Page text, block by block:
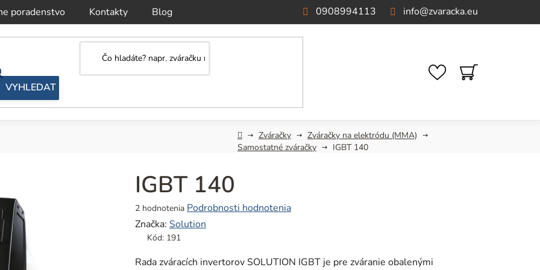
poradenstvo Kontakty Blog info@zvaracka.eu
0908994113
NÁKUPNÝ
KOŠÍK
DomovZváračky
Zváračky na elektródu (MMA)
Samostatné zváračky
IGBT 140
IGBT 140
Priemerné
hodnotenie
produktu
5,0
2 hodnotenia Podrobnosti hodnotenia
Značka: Solution
Kód: 191
Rada zváracích invertorov SOLUTION IGBT je pre zváranie obalenými